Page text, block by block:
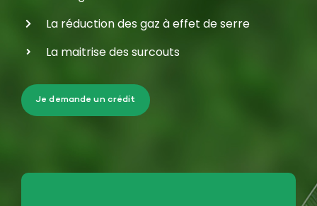
La réduction des gaz à effet de serre
La maitrise des surcouts
Je demande un crédit